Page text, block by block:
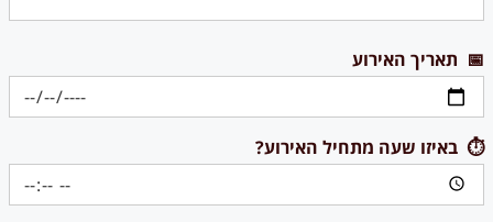
📅 תאריך האירוע
⏱ באיזו שעה מתחיל האירוע?